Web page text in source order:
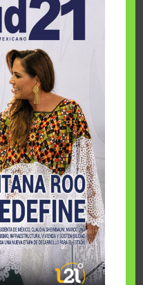
de Montego Bay y
y de negocios en el
a 62.2 millones de
clave en la
GAP son propiedad
bajo concesión por 50
nacional para
de los servicios
el aeropuerto de
años y Kingston por 25,
solo gestiona